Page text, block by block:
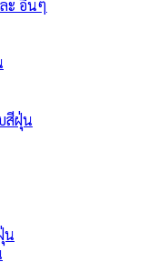
ะ อื่นๆ
สีฝุ่น
น